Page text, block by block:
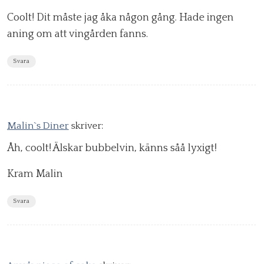
Coolt! Dit måste jag åka någon gång. Hade ingen
aning om att vingården fanns.
Svara
Malin`s Diner skriver:
Åh, coolt! Älskar bubbelvin, känns såå lyxigt!
Kram Malin
Svara